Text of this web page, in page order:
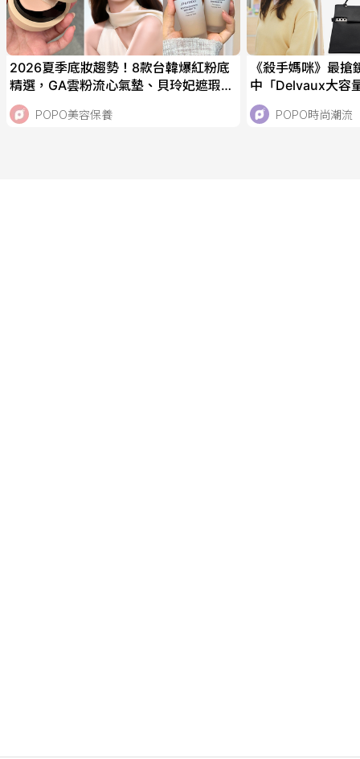
2026夏季底妝趨勢！8款台韓爆紅粉底
精選，GA雲粉流心氣墊、貝玲妃遮瑕精
華棒、資生堂霧光粉底，IU、太妍私下
偷偷愛用！
POPO美容保養
《殺手媽咪》最
中「Delvaux大容
私下也是品牌鐵粉
POPO時尚潮流